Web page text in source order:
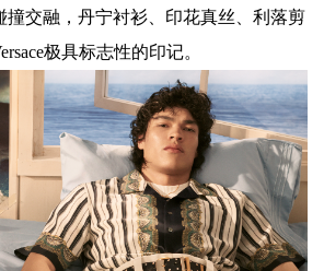
撞交融，丹宁衬衫、印花真丝、利落剪
极具标志性的印记。